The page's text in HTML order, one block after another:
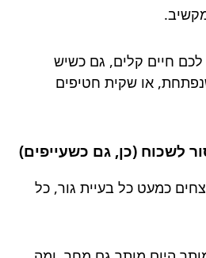
חיים קלים, גם כשיש
או שקית חטיפים
כמעט כל בעיית גור, כל